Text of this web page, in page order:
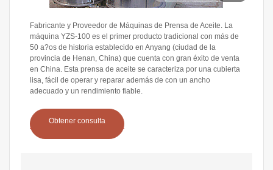
Fabricante y Proveedor de Máquinas de Prensa de Aceite. La
máquina YZS-100 es el primer producto tradicional con más de
50 a?os de historia establecido en Anyang (ciudad de la
provincia de Henan, China) que cuenta con gran éxito de venta
en China. Esta prensa de aceite se caracteriza por una cubierta
lisa, fácil de operar y reparar además de con un ancho
adecuado y un rendimiento fiable.
Obtener consulta